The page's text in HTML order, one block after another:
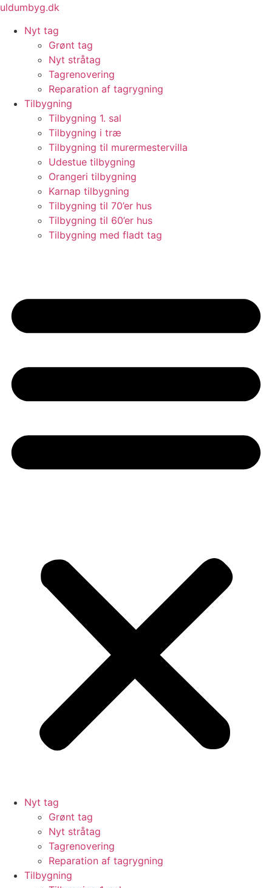
Videre
indhold
uldumbyg.dk
Nyt tag
Grønt tag
Nyt stråtag
Tagrenovering
Reparation af tagrygning
Tilbygning
Tilbygning 1. sal
Tilbygning i træ
Tilbygning til murermestervilla
Udestue tilbygning
Orangeri tilbygning
Karnap tilbygning
Tilbygning til 70’er hus
Tilbygning til 60’er hus
Tilbygning med fladt tag
Nyt tag
Grønt tag
Nyt stråtag
Tagrenovering
Reparation af tagrygning
Tilbygning